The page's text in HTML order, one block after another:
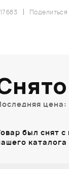
Поделиться
цена:
был снят
каталога